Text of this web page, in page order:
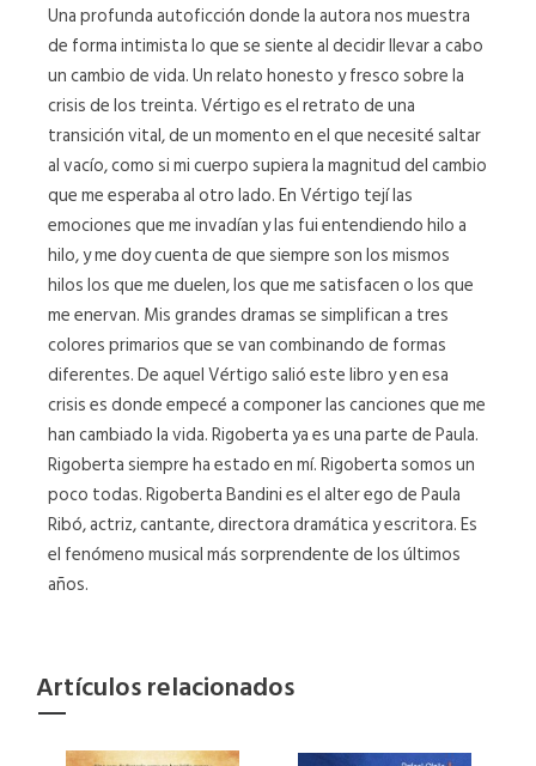
Una profunda autoficción donde la autora nos muestra
de forma intimista lo que se siente al decidir llevar a cabo
un cambio de vida. Un relato honesto y fresco sobre la
crisis de los treinta. Vértigo es el retrato de una
transición vital, de un momento en el que necesité saltar
al vacío, como si mi cuerpo supiera la magnitud del cambio
que me esperaba al otro lado. En Vértigo tejí las
emociones que me invadían y las fui entendiendo hilo a
hilo, y me doy cuenta de que siempre son los mismos
hilos los que me duelen, los que me satisfacen o los que
me enervan. Mis grandes dramas se simplifican a tres
colores primarios que se van combinando de formas
diferentes. De aquel Vértigo salió este libro y en esa
crisis es donde empecé a componer las canciones que me
han cambiado la vida. Rigoberta ya es una parte de Paula.
Rigoberta siempre ha estado en mí. Rigoberta somos un
poco todas. Rigoberta Bandini es el alter ego de Paula
Ribó, actriz, cantante, directora dramática y escritora. Es
el fenómeno musical más sorprendente de los últimos
años.
Artículos relacionados